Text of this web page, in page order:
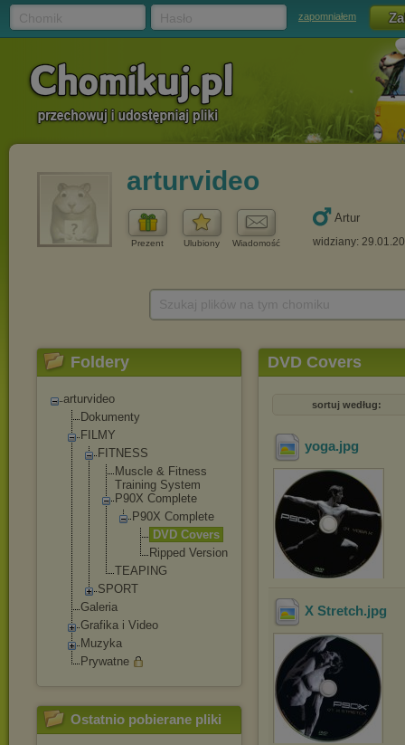
zapomniałem
arturvideo
Prezent Ulubiony Wiadomość
Artur
widziany:
Foldery
arturvideo
Dokumenty
FILMY
FITNESS
Muscle & Fitness
Training System
P90X Complete
P90X Complete
DVD Covers
Ripped Version
TEAPING
SPORT
Galeria
Grafika i Video
Muzyka
Prywatne
Ostatnio pobierane pliki
DVD Covers
sortuj według:
yoga.jpg
X Stretch.jpg